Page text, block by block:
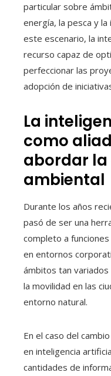
particular sobre
energía, la pesca y
este escenario, la
recurso capaz de
perfeccionar las
adopción de
La
como
abordar la
ambiental
Durante los años
pasó de ser una
completo a
en entornos
ámbitos tan variados
la movilidad en las
entorno natural.
En el caso del
en inteligencia
cantidades de